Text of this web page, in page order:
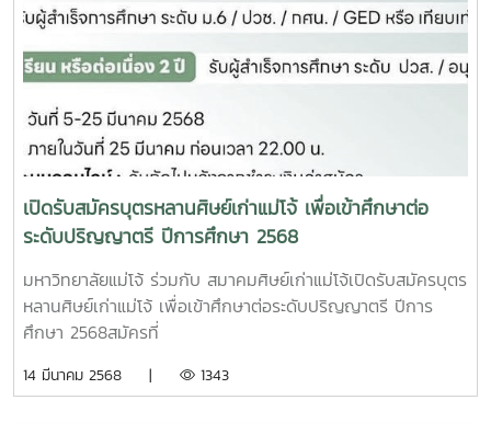
ประโยชน์แก่คณะผลิตกรรมการเกษตร มหาวิทยาลัยแม่โจ้ ได้
พิจารณาเกณฑ์การคัดเลือกศิษย์เก่าดีเด่น คณะผลิตกรรม
การเกษตร มหาวิทยาลัยแม่โจ้ เมื่อวันที่ 21 มีนาคม 2568 และมี
และแบบประวัติ เพื่อขอประชาสัมพันธ์ให้ศิษย์เก่าคณะผลิตกรรม
การเกษตร มหาวิทยาลัยแมโจ้ รุ่นต่างๆ พิจารณาส่งรายชื่อเข้า
ร่วมคัดเลือกเป็นศิษย์เก่าดีเด่นและผู้ทำคุณประโยชน์ โดยมอบ
หมายให้ นางสาวนิศานาถ มิตตะกัง ผู้ช่วยเลขานุการ หมายเลข
โทรศัพท์ 053-873-3609 หรือ 093-963-5919 เป็นผู้ประสาน
งาน
เปิดรับสมัครบุตรหลานศิษย์เก่าแม่โจ้ เพื่อเข้าศึกษาต่อ
ระดับปริญญาตรี ปีการศึกษา 2568
มหาวิทยาลัยแม่โจ้ ร่วมกับ สมาคมศิษย์เก่าแม่โจ้เปิดรับสมัครบุตร
หลานศิษย์เก่าแม่โจ้ เพื่อเข้าศึกษาต่อระดับปริญญาตรี ปีการ
ศึกษา 2568สมัครที่
วิชา/ทุกคณะ/วิทยาเขต(ยกเว้นคณะพยาบาลศาสตร์)คุณสมบัติ
14 มีนาคม 2568 | 1343